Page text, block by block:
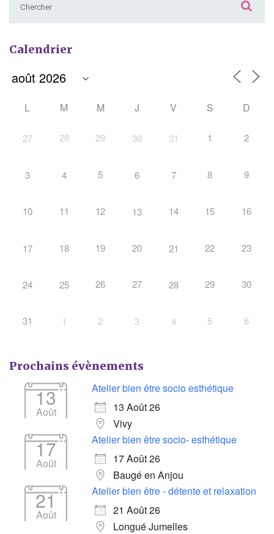
Calendrier
L M M J V S D
27 28 29 30 31 1 2
3 4 5 6 7 8 9
10 11 12 13 14 15 16
17 18 19 20 21 22 23
24 25 26 27 28 29 30
31 1 2 3 4 5 6
Prochains évènements
13
Août
Atelier bien être socio esthétique
13 Août 26
Vivy
17
Août
Atelier bien être socio- esthétique
17 Août 26
Baugé en Anjou
21
Août
Atelier bien être - détente et relaxation
21 Août 26
Longué Jumelles